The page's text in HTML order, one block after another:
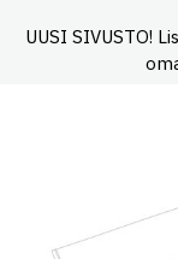
UUSI SIVUSTO!